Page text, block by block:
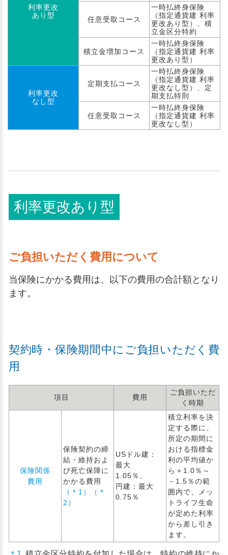
利率更改
あり型
任意受取コース
一時払終身保険
（指定通貨建 利率
更改あり型）、積
立金区分特約
積立金増加コース
一時払終身保険
（指定通貨建 利率
更改あり型）
利率更改
なし型
定期支払コース
一時払終身保険
（指定通貨建 利率
更改なし型）、定
期支払特則
任意受取コース
一時払終身保険
（指定通貨建 利率
更改なし型）
利率更改あり型
ご負担いただく費用について
当保険にかかる費用は、以下の費用の合計額となり
ます。
契約時・保険期間中にご負担いただく費
用
項目 費用
ご負担いただ
く時期
保険関係
費用
保険契約の締
結・維持およ
び死亡保障に
かかる費用
（＊1）（＊
2）
USドル建：
最大
1.05％、
円建：最大
0.75％
積立利率を決
定する際に、
所定の期間に
おける指標金
利の平均値か
ら＋1.0％～
－1.5％の範
囲内で、メッ
トライフ生命
が定めた利率
から差し引き
ます。